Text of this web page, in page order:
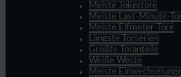
Meiste Jokertore
Meiste Last-Minute-
Meiste Elfmeter-Tore
Längste Torserien
Größte Toranteile
Weiße Weste
Meiste